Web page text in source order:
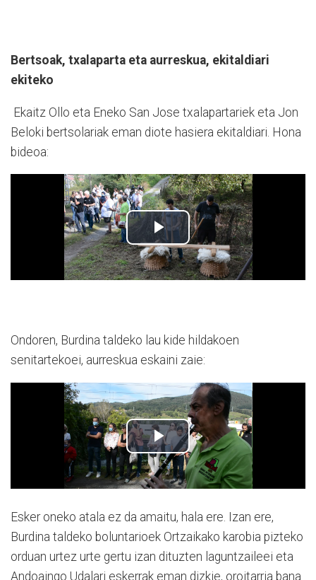
Bertsoak, txalaparta eta aurreskua, ekitaldiari
ekiteko
Ekaitz Ollo eta Eneko San Jose txalapartariek eta Jon
Beloki bertsolariak eman diote hasiera ekitaldiari. Hona
bideoa:
Ondoren, Burdina taldeko lau kide hildakoen
senitartekoei, aurreskua eskaini zaie:
Esker oneko atala ez da amaitu, hala ere. Izan ere,
Burdina taldeko boluntarioek Ortzaikako karobia pizteko
orduan urtez urte gertu izan dituzten laguntzaileei eta
Andoaingo Udalari eskerrak eman dizkie, oroitarria bana